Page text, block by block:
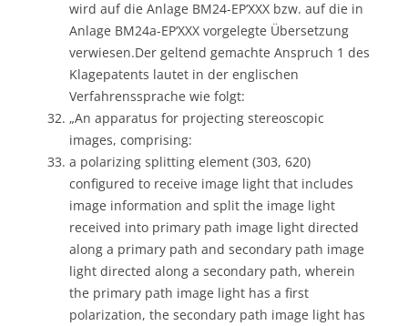
wird auf die Anlage BM24-EP‘XXX bzw. auf die in
Anlage BM24a-EP‘XXX vorgelegte Übersetzung
verwiesen.Der geltend gemachte Anspruch 1 des
Klagepatents lautet in der englischen
Verfahrenssprache wie folgt:
„An apparatus for projecting stereoscopic
images, comprising:
a polarizing splitting element (303, 620)
configured to receive image light that includes
image information and split the image light
received into primary path image light directed
along a primary path and secondary path image
light directed along a secondary path, wherein
the primary path image light has a first
polarization, the secondary path image light has